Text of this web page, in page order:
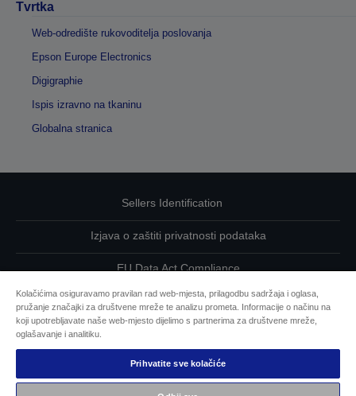
Tvrtka
Web-odredište rukovoditelja poslovanja
Epson Europe Electronics
Digigraphie
Ispis izravno na tkaninu
Globalna stranica
Sellers Identification
Izjava o zaštiti privatnosti podataka
EU Data Act Compliance
Kontaktirajte nas u vezi svojih podataka
Epsonova predanost pristupačnosti
Kolačićima osiguravamo pravilan rad web-mjesta, prilagodbu sadržaja i oglasa,
pružanje značajki za društvene mreže te analizu prometa. Informacije o načinu na
koji upotrebljavate naše web-mjesto dijelimo s partnerima za društvene mreže,
oglašavanje i analitiku.
Prihvatite sve kolačiće